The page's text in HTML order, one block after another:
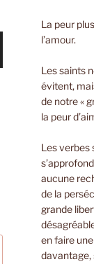
La peur
l’amour.
Les saints
évitent,
de notre «
la peur
Les verbes
aucune
de la
grande
en faire
davantage,